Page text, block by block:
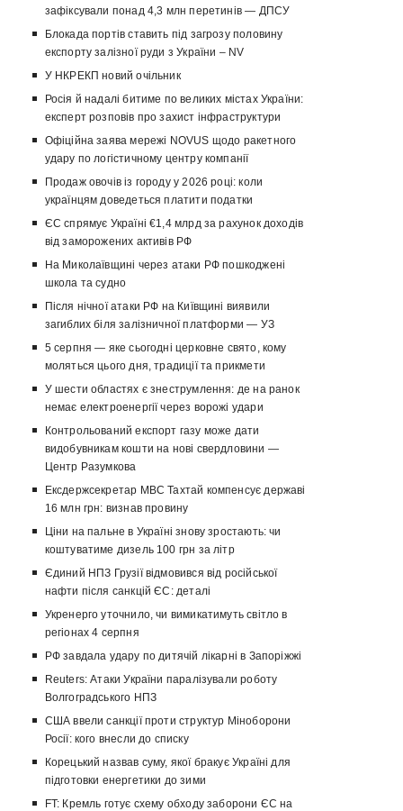
зафіксували понад 4,3 млн перетинів — ДПСУ
Блокада портів ставить під загрозу половину
експорту залізної руди з України – NV
У НКРЕКП новий очільник
Росія й надалі битиме по великих містах України:
експерт розповів про захист інфраструктури
Офіційна заява мережі NOVUS щодо ракетного
удару по логістичному центру компанії
Продаж овочів із городу у 2026 році: коли
українцям доведеться платити податки
ЄС спрямує Україні €1,4 млрд за рахунок доходів
від заморожених активів РФ
На Миколаївщині через атаки РФ пошкоджені
школа та судно
Після нічної атаки РФ на Київщині виявили
загиблих біля залізничної платформи — УЗ
5 серпня — яке сьогодні церковне свято, кому
моляться цього дня, традиції та прикмети
У шести областях є знеструмлення: де на ранок
немає електроенергії через ворожі удари
Контрольований експорт газу може дати
видобувникам кошти на нові свердловини —
Центр Разумкова
Ексдержсекретар МВС Тахтай компенсує державі
16 млн грн: визнав провину
Ціни на пальне в Україні знову зростають: чи
коштуватиме дизель 100 грн за літр
Єдиний НПЗ Грузії відмовився від російської
нафти після санкцій ЄС: деталі
Укренерго уточнило, чи вимикатимуть світло в
регіонах 4 серпня
РФ завдала удару по дитячій лікарні в Запоріжжі
Reuters: Атаки України паралізували роботу
Волгоградського НПЗ
США ввели санкції проти структур Міноборони
Росії: кого внесли до списку
Корецький назвав суму, якої бракує Україні для
підготовки енергетики до зими
FT: Кремль готує схему обходу заборони ЄС на